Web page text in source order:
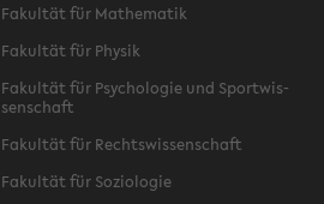
Fa­kul­tät für Ma­the­ma­tik
Fa­kul­tät für Phy­sik
Fa­kul­tät für Psy­cho­lo­gie und Sport­wis­
sen­schaft
Fa­kul­tät für Rechts­wis­sen­schaft
Fa­kul­tät für So­zio­lo­gie